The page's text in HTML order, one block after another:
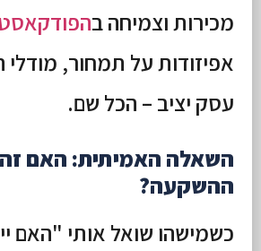
מכירות וצמיחה ב
אפיזודות על תמחור, מודלי
עסק יציב – הכל שם.
השאלה האמיתית: האם
ההשקעה?
כשמישהו שואל אותי "האם